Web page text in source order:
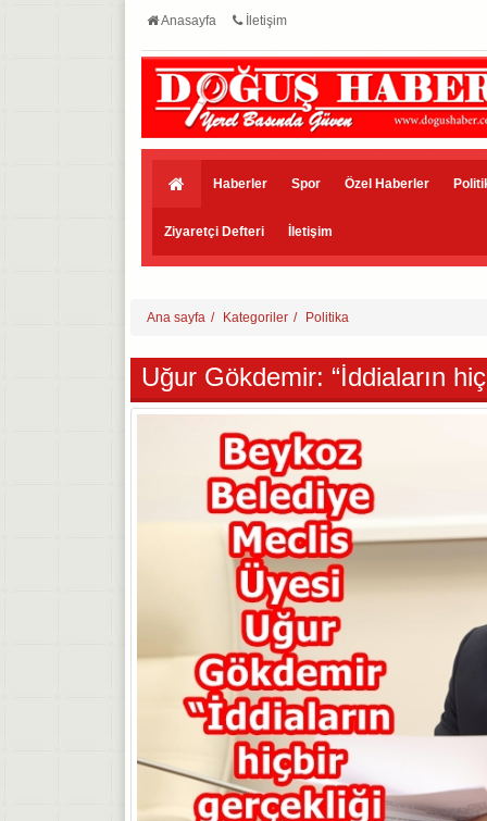
Anasayfa İletişim
Haberler Spor Özel Haberler
Ziyaretçi Defteri İletişim
Ana sayfa Kategoriler Politika
Uğur Gökdemir: “İddiaların